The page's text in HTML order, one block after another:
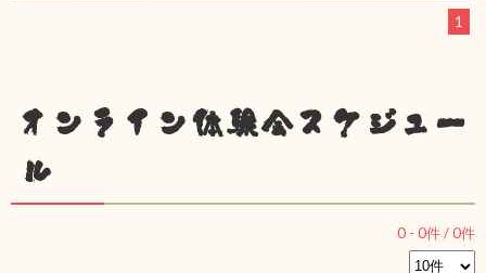
1
オンライン体験会スケジュー
ル
0 - 0件 /0件